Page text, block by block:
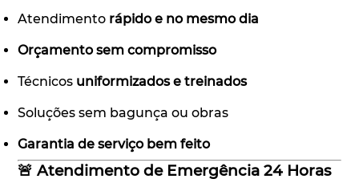
Atendimento rápido e no mesmo dia
Orçamento sem compromisso
Técnicos uniformizados e treinados
Soluções sem bagunça ou obras
Garantia de serviço bem feito
🚨 Atendimento de Emergência 24 Horas